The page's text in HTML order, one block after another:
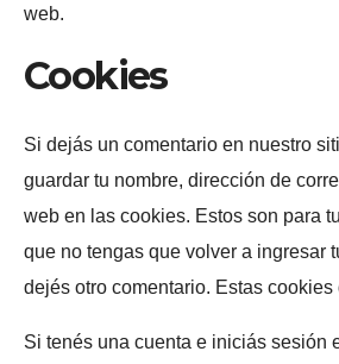
web.
Cookies
Si dejás un comentario en nuestro
guardar tu nombre, dirección de
web en las cookies. Estos son para
que no tengas que volver a ingresar
dejés otro comentario. Estas cookies
Si tenés una cuenta e iniciás sesión